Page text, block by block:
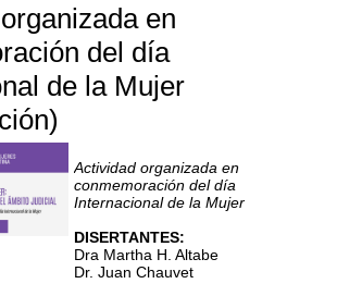
MODALIDAD VIRTUAL
através de ZOOM de la
Escuela de AMJA
en
del día
de la Mujer
Actividad organizada en
conmemoración del día
Internacional de la Mujer
DISERTANTES:
Dra Martha H. Altabe
Dr. Juan Chauvet